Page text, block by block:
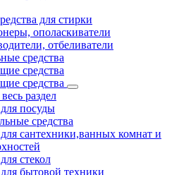
для стирки
ополаскиватели
отбеливатели
средства
средства
средства
раздел
посуды
средства
сантехники,ванных комнат и
стекол
бытовой техники